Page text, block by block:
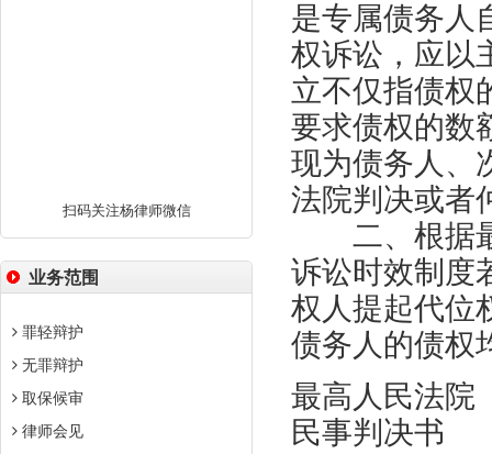
扫码关注杨律师微信
业务范围
罪轻辩护
无罪辩护
取保候审
律师会见
是专属债务人
权诉讼，应以
立不仅指债权
要求债权的数
现为债务人、
法院判决或者
二、根据最
诉讼时效制度
权人提起代位
债务人的债权
最高人民法院
民事判决书